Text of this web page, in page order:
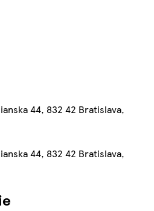
44, 832 42 Bratislava,
44, 832 42 Bratislava,